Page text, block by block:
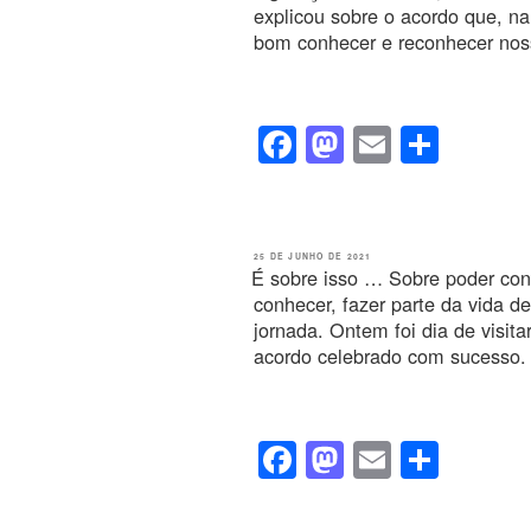
o n
explicou sobre o acordo que,
bom conhecer e reconhecer
F
e
b
o
o
M
o
d
o
n
E
PUBLICADO
EM
25 DE JUNHO DE 2021
É sobre isso … Sobre poder
conhecer, fazer parte da vida
jornada. Ontem foi dia de
acordo celebrado com sucesso.
F
a
M
a
E
m